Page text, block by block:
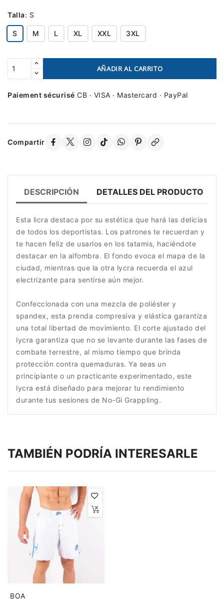
Talla: S
S M L XL XXL 3XL
AÑADIR AL CARRITO
Paiement sécurisé CB · VISA · Mastercard · PayPal
Compartir
DESCRIPCIÓN DETALLES DEL PRODUCTO
Esta licra destaca por su estética que hará las delicias
de todos los deportistas. Los patrones te recuerdan y
te hacen feliz de usarlos en los tatamis, haciéndote
destacar en la alfombra. El fondo evoca el mapa de la
ciudad, mientras que la otra lycra recuerda el azul
electrizante para sentirse aún mejor.
Confeccionada con una mezcla de poliéster y
spandex, esta prenda compresiva y elástica garantiza
una total libertad de movimiento. El corte ajustado del
lycra garantiza que no se levante durante las fases de
combate terrestre, al mismo tiempo que brinda
protección contra quemaduras. Ya seas un
principiante o un practicante experimentado, este
lycra está diseñado para mejorar tu rendimiento
durante tus sesiones de No-Gi Grappling.
TAMBIÉN PODRÍA INTERESARLE
BOA